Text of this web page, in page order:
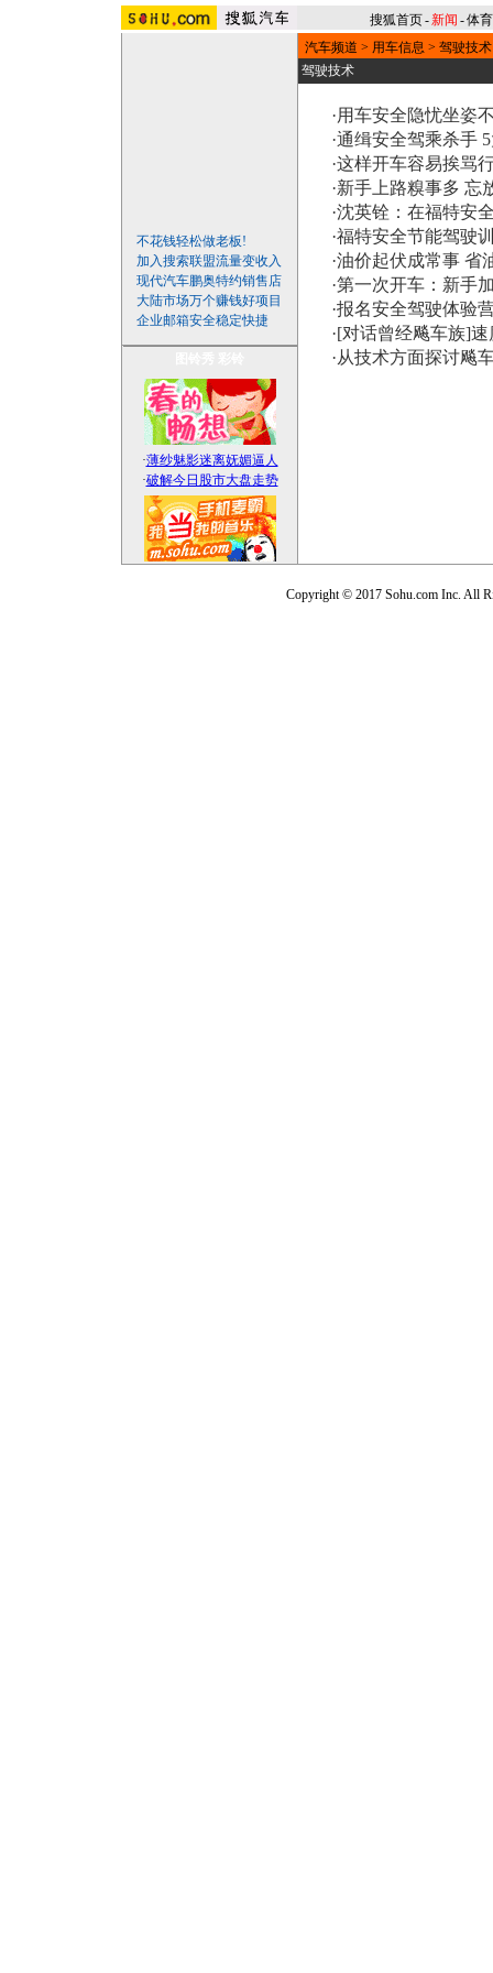
搜狐首页-新闻 -体育
不花钱轻松做老板!
加入搜索联盟流量变收入
现代汽车鹏奥特约销售店
大陆市场万个赚钱好项目
企业邮箱安全稳定快捷
·薄纱魅影迷离妩媚逼人
·破解今日股市大盘走势
汽车频道 > 用车信息 > 驾驶技术
驾驶技术
·用车安全隐忧坐姿
·通缉安全驾乘杀手
·这样开车容易挨骂
·新手上路糗事多 忘
·沈英铨：在福特安
·福特安全节能驾驶
·油价起伏成常事 省
·第一次开车：新手
·报名安全驾驶体验
·[对话曾经飚车族]
·从技术方面探讨飚
Copyright © 2017 Sohu.com Inc. All